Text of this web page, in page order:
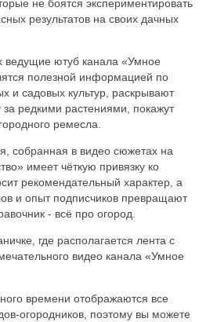
не боятся экспериментировать
результатов на своих дачных
ведущие ютуб канала «Умное
полезной информацией по
и садовых культур, раскрывают
за редкими растениями, покажут
ремесла.
собранная в видео сюжетах на
имеет чёткую привязку ко
рекомендательный характер, а
и опыт подписчиков превращают
- всё про огород.
где располагается лента с
видео канала «Умное
времени отображаются все
огородников, поэтому вы можете